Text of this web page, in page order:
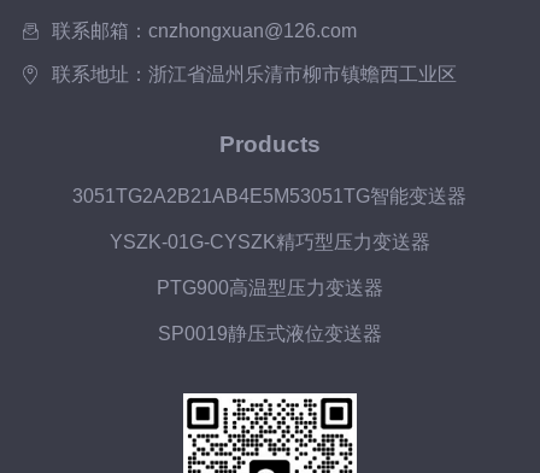
联系邮箱：cnzhongxuan@126.com
联系地址：浙江省温州乐清市柳市镇蟾西工业区
Products
3051TG2A2B21AB4E5M53051TG智能变送器
YSZK-01G-CYSZK精巧型压力变送器
PTG900高温型压力变送器
SP0019静压式液位变送器